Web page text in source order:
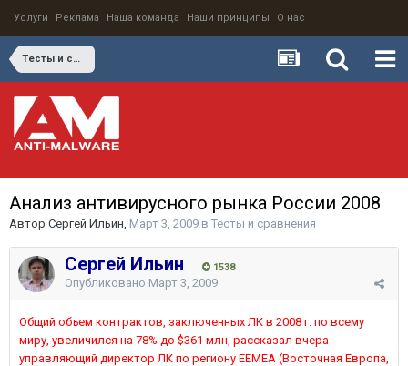
Услуги Реклама Наша команда Наши принципы О нас
Тесты и сравнения
Анализ антивирусного рынка России 2008
Автор Сергей Ильин, Март 3, 2009 в Тесты и сравнения
Сергей Ильин 1538
Опубликовано Март 3, 2009
Общий объем контрактов, заключенных ЛК в 2008 г. по всему
миру, увеличился на 78% до $361 млн, рассказал вчера
управляющий директор ЛК по региону EEMEA (Восточная Европа,